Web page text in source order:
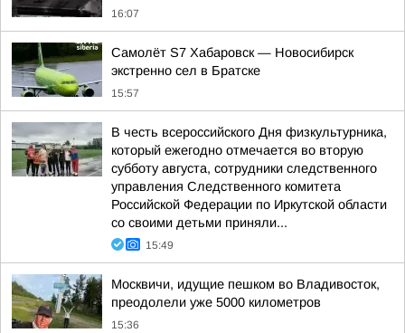
16:07
Самолёт S7 Хабаровск — Новосибирск
экстренно сел в Братске
15:57
В честь всероссийского Дня физкультурника,
который ежегодно отмечается во вторую
субботу августа, сотрудники следственного
управления Следственного комитета
Российской Федерации по Иркутской области
со своими детьми приняли...
15:49
Москвичи, идущие пешком во Владивосток,
преодолели уже 5000 километров
15:36